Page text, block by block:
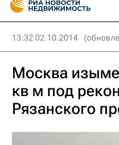
13:32 02.10.2014
Москва
кв м под
Рязанского